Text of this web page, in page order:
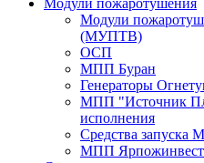
Модули пожаротушения
Модули
(МУПТВ)
ОСП
МПП Буран
Генераторы
МПП "Источник
исполнения
Средства запуска
МПП Ярпожинвест